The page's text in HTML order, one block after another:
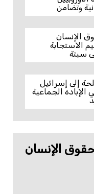
وتضامن
الإنسان
الاستجابة
سبتة
إلى إسرائيل
الجماعية
الإنسان